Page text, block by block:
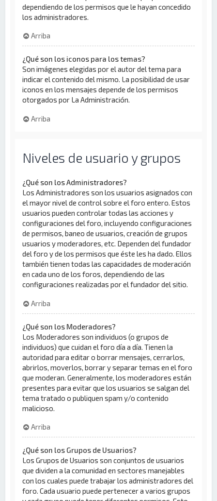
dependiendo de los permisos que le hayan concedido
los administradores.
Arriba
¿Qué son los iconos para los temas?
Son imágenes elegidas por el autor del tema para
indicar el contenido del mismo. La posibilidad de usar
iconos en los mensajes depende de los permisos
otorgados por La Administración.
Arriba
Niveles de usuario y grupos
¿Qué son los Administradores?
Los Administradores son los usuarios asignados con
el mayor nivel de control sobre el foro entero. Estos
usuarios pueden controlar todas las acciones y
configuraciones del foro, incluyendo configuraciones
de permisos, baneo de usuarios, creación de grupos
usuarios y moderadores, etc. Dependen del fundador
del foro y de los permisos que éste les ha dado. Ellos
también tienen todas las capacidades de moderación
en cada uno de los foros, dependiendo de las
configuraciones realizadas por el fundador del sitio.
Arriba
¿Qué son los Moderadores?
Los Moderadores son individuos (o grupos de
individuos) que cuidan el foro día a día. Tienen la
autoridad para editar o borrar mensajes, cerrarlos,
abrirlos, moverlos, borrar y separar temas en el foro
que moderan. Generalmente, los moderadores están
presentes para evitar que los usuarios se salgan del
tema tratado o publiquen spam y/o contenido
malicioso.
Arriba
¿Qué son los Grupos de Usuarios?
Los Grupos de Usuarios son conjuntos de usuarios
que dividen a la comunidad en sectores manejables
con los cuales puede trabajar los administradores del
foro. Cada usuario puede pertenecer a varios grupos